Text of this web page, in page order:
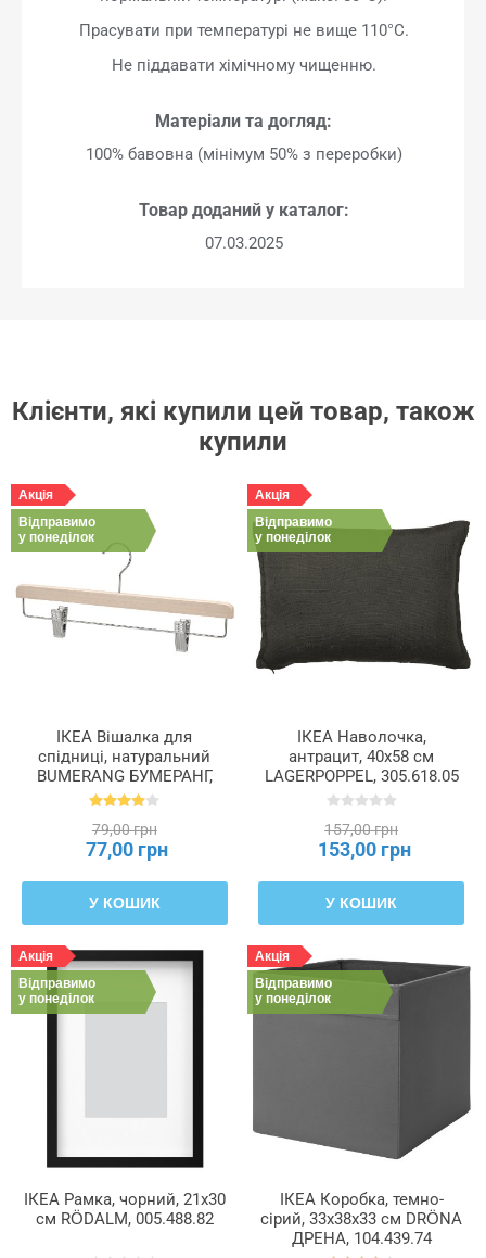
Прасувати при температурі не вище 110°C.
Не піддавати хімічному чищенню.
Матеріали та догляд:
100% бавовна (мінімум 50% з переробки)
Товар доданий у каталог:
07.03.2025
Клієнти, які купили цей товар, також
купили
Акція
Відправимо
у понеділок
ІКЕА Вішалка для
спідниці, натуральний
BUMERANG БУМЕРАНГ,
404.324.79
79,00 грн
77,00 грн
У КОШИК
Акція
Відправимо
у понеділок
ІКЕА Наволочка,
антрацит, 40x58 см
LAGERPOPPEL, 305.618.05
157,00 грн
153,00 грн
У КОШИК
Акція
Відправимо
у понеділок
ІКЕА Рамка, чорний, 21x30
см RÖDALM, 005.488.82
Акція
Відправимо
у понеділок
ІКЕА Коробка, темно-
сірий, 33x38x33 см DRÖNA
ДРЕНА, 104.439.74